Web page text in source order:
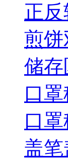
正
煎
储存
口
口
盖